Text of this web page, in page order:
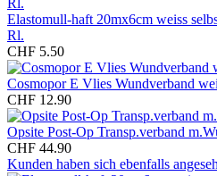
Elastomull-haft 20mx6cm weiss
Rl.
CHF 5.50
Cosmopor E Vlies Wundverband
CHF 12.90
Opsite Post-Op Transp.verband
CHF 44.90
Kunden haben sich ebenfalls